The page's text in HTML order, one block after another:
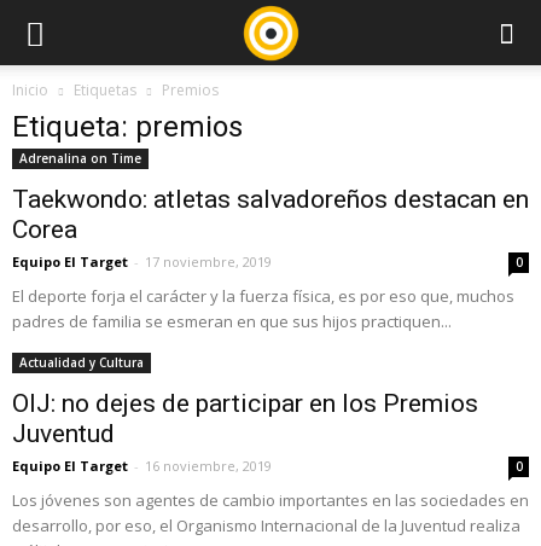
Inicio Etiquetas Premios
Etiqueta: premios
Adrenalina on Time
Taekwondo: atletas salvadoreños destacan en
Corea
Equipo El Target - 17 noviembre, 2019 0
El deporte forja el carácter y la fuerza física, es por eso que, muchos
padres de familia se esmeran en que sus hijos practiquen...
Actualidad y Cultura
OIJ: no dejes de participar en los Premios
Juventud
Equipo El Target - 16 noviembre, 2019 0
Los jóvenes son agentes de cambio importantes en las sociedades en
desarrollo, por eso, el Organismo Internacional de la Juventud realiza